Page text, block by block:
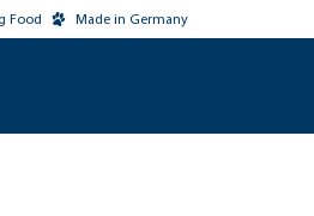
Food Made in Germany